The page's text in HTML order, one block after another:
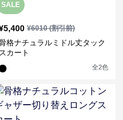
SALE
5,400 ¥6010(割引前)
格ナチュラルミドル丈タック
スカート
全2色